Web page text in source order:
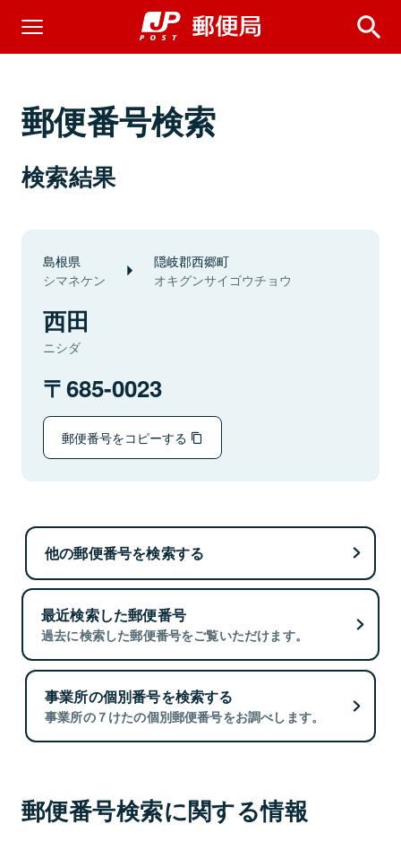
郵便番号検索
検索結果
島根県
シマネケン
隠岐郡西郷町
オキグンサイゴウチョウ
西田
ニシダ
685-0023
郵便番号をコピーする
他の郵便番号を検索する
最近検索した郵便番号
過去に検索した郵便番号をご覧いただけます。
事業所の個別番号を検索する
事業所の７けたの個別郵便番号をお調べします。
郵便番号検索に関する情報